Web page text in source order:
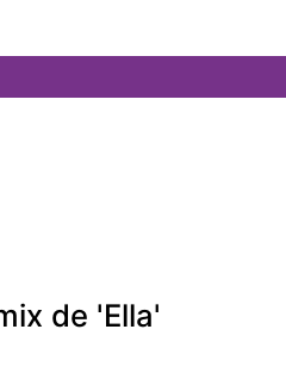
de 'Ella'